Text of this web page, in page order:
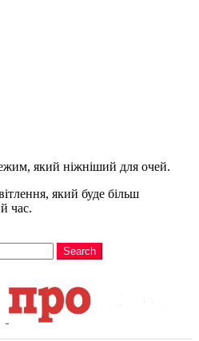
який ніжніший для очей.
який буде більш
час.
Search